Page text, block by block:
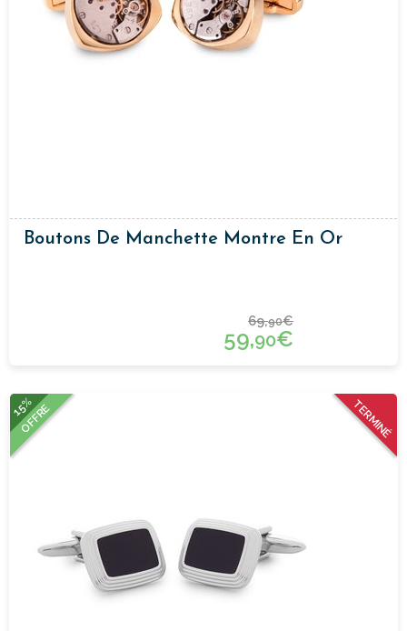
Boutons De Manchette Montre En Or
69,90€
59,90€
TERMINÉ
15%
OFFRE